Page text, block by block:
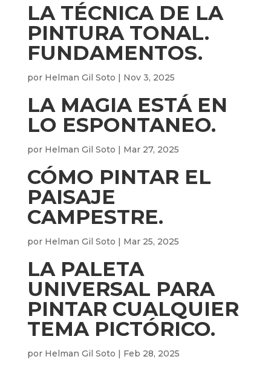
LA TÉCNICA DE LA
PINTURA TONAL.
FUNDAMENTOS.
por Helman Gil Soto | Nov 3, 2025
LA MAGIA ESTÁ EN
LO ESPONTANEO.
por Helman Gil Soto | Mar 27, 2025
CÓMO PINTAR EL
PAISAJE
CAMPESTRE.
por Helman Gil Soto | Mar 25, 2025
LA PALETA
UNIVERSAL PARA
PINTAR CUALQUIER
TEMA PICTÓRICO.
por Helman Gil Soto | Feb 28, 2025